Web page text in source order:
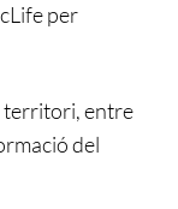
per
territori, entre
del